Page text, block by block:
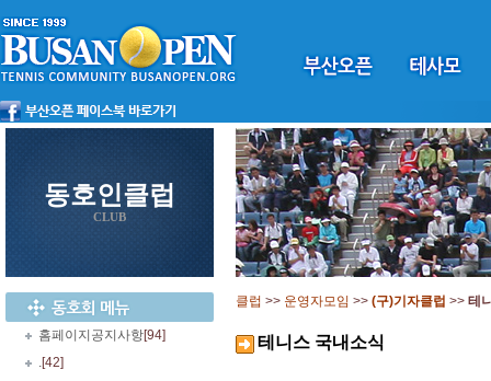
동호인클럽
CLUB
홈페이지공지사항[94]
.[42]
클럽 >> 운영자모임 >> (구)기자클럽 >> 테
테니스 국내소식